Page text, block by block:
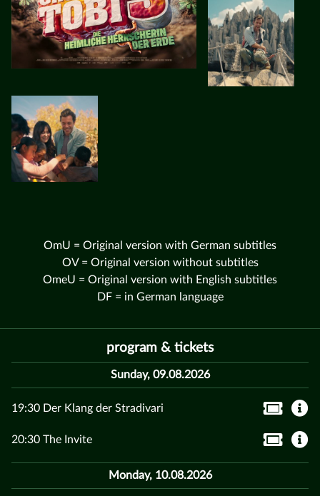
OmU = Original version with German subtitles
OV = Original version without subtitles
OmeU = Original version with English subtitles
DF = in German language
program & tickets
Sunday, 09.08.2026
19:30 Der Klang der Stradivari
20:30 The Invite
Monday, 10.08.2026